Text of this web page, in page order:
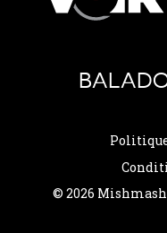
© 2026